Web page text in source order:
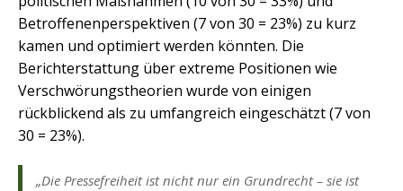
Betroffenenperspektiven (7 von 30 = 23%) zu kurz
kamen und optimiert werden könnten. Die
Berichterstattung über extreme Positionen wie
Verschwörungstheorien wurde von einigen
rückblickend als zu umfangreich eingeschätzt (7 von
30 = 23%).
„Die Pressefreiheit ist nicht nur ein Grundrecht – sie ist